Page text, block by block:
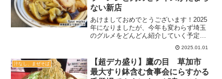
ない新店
あけましておめでとうございます！2025
年になりましたが、今年も変わらず埼玉
のグルメをどんどん紹介していく予定な
ので、少しでも参考になれば幸いです♪こ
の日行ってきたのは、2024年後半にオー
プンした飯能市の『flour works（フラワ
ー...
2025.01.01
汁なし、まぜそば
【超デカ盛り】鷹の目 草加市
最大すり鉢含む食事会にらすかる